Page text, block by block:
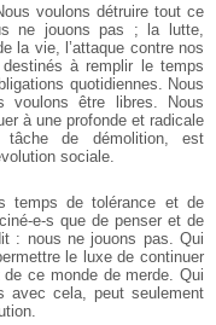
voulons détruire tout ce
ne jouons pas ; la lutte,
la vie, l’attaque contre nos
à remplir le temps
quotidiennes. Nous
voulons être libres. Nous
à une profonde et radicale
tâche de démolition, est
sociale.
temps de tolérance et de
e-s que de penser et de
: nous ne jouons pas. Qui
le luxe de continuer
ce monde de merde. Qui
avec cela, peut seulement